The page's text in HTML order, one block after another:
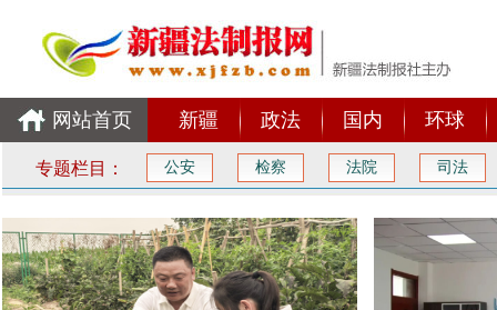
网站首页 新疆 政法 国内 环球
专题栏目： 公安 检察 法院 司法